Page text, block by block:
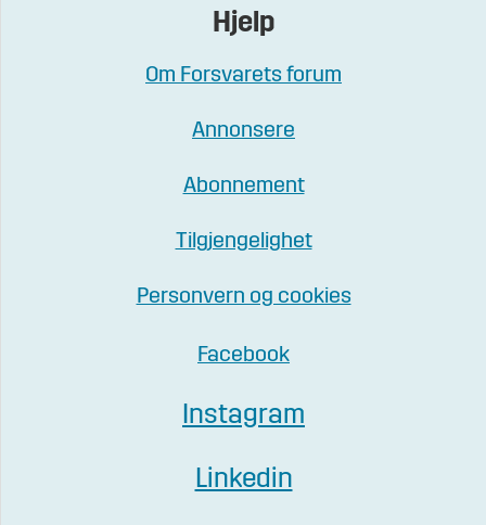
Hjelp
Om Forsvarets forum
Annonsere
Abonnement
Tilgjengelighet
Personvern og cookies
Facebook
Instagram
Linkedin